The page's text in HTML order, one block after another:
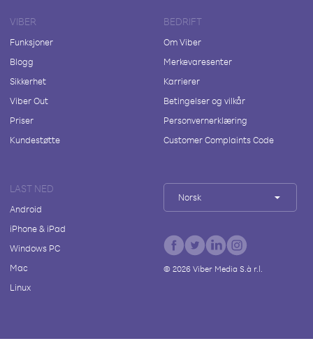
VIBER
Funksjoner
Blogg
Sikkerhet
Viber Out
Priser
Kundestøtte
BEDRIFT
Om Viber
Merkevaresenter
Karrierer
Betingelser og vilkår
Personvernerklæring
Customer Complaints Code
LAST NED
Android
iPhone & iPad
Windows PC
Mac
Linux
Norsk
© 2026Viber Media S.à r.l.